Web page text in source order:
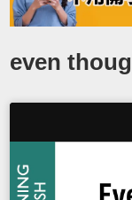
even